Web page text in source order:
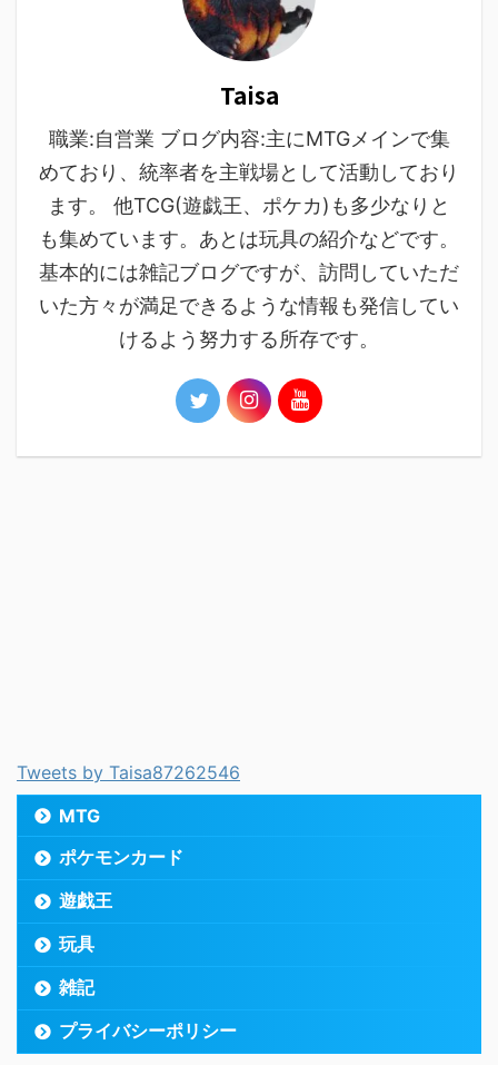
Taisa
職業:自営業 ブログ内容:主にMTGメインで集
めており、統率者を主戦場として活動しており
ます。 他TCG(遊戯王、ポケカ)も多少なりと
も集めています。あとは玩具の紹介などです。
基本的には雑記ブログですが、訪問していただ
いた方々が満足できるような情報も発信してい
けるよう努力する所存です。
Tweets by Taisa87262546
MTG
ポケモンカード
遊戯王
玩具
雑記
プライバシーポリシー